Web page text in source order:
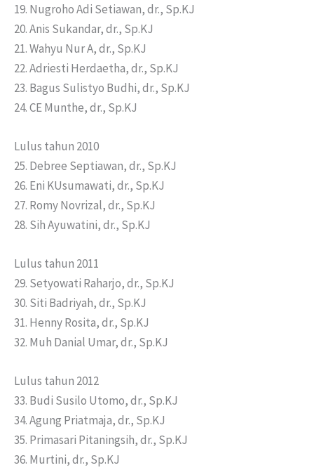
19. Nugroho Adi Setiawan, dr., Sp.KJ
20. Anis Sukandar, dr., Sp.KJ
21. Wahyu Nur A, dr., Sp.KJ
22. Adriesti Herdaetha, dr., Sp.KJ
23. Bagus Sulistyo Budhi, dr., Sp.KJ
24. CE Munthe, dr., Sp.KJ
Lulus tahun 2010
25. Debree Septiawan, dr., Sp.KJ
26. Eni KUsumawati, dr., Sp.KJ
27. Romy Novrizal, dr., Sp.KJ
28. Sih Ayuwatini, dr., Sp.KJ
Lulus tahun 2011
29. Setyowati Raharjo, dr., Sp.KJ
30. Siti Badriyah, dr., Sp.KJ
31. Henny Rosita, dr., Sp.KJ
32. Muh Danial Umar, dr., Sp.KJ
Lulus tahun 2012
33. Budi Susilo Utomo, dr., Sp.KJ
34. Agung Priatmaja, dr., Sp.KJ
35. Primasari Pitaningsih, dr., Sp.KJ
36. Murtini, dr., Sp.KJ